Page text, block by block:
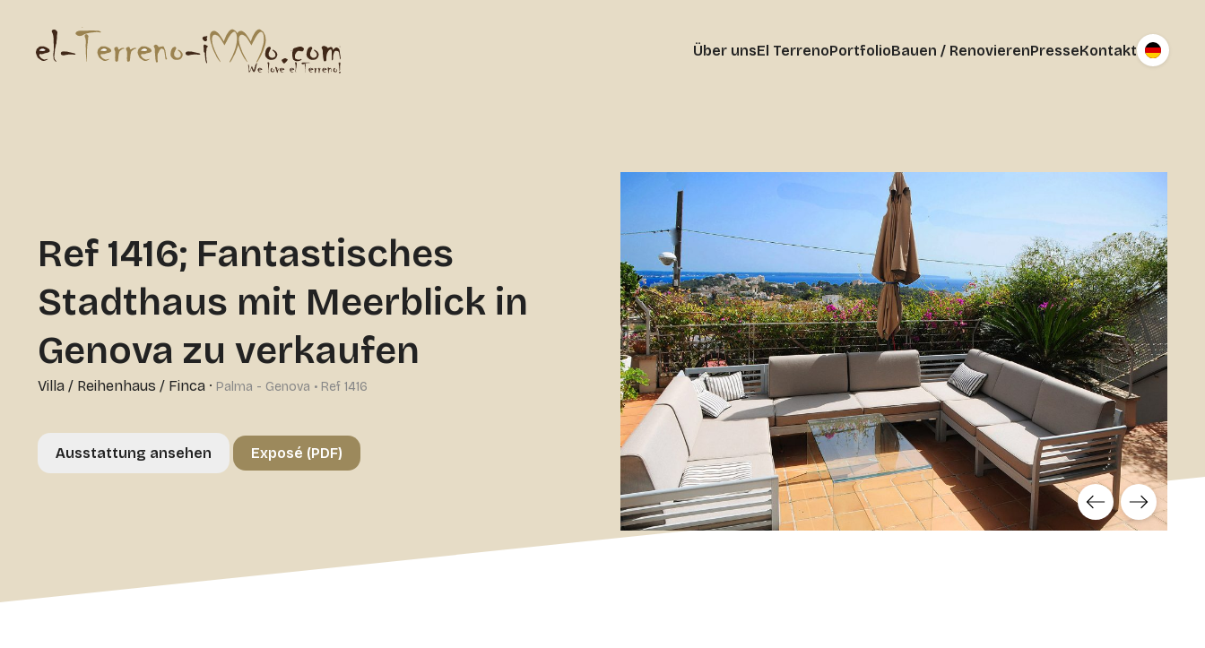
Über unsEl TerrenoPortfolioBauen / RenovierenPresseKontakt
Ref 1416; Fantastisches
Stadthaus mit Meerblick in
Genova zu verkaufen
Villa / Reihenhaus / Finca · Palma - Genova • Ref 1416
Ausstattung ansehen Exposé (PDF)